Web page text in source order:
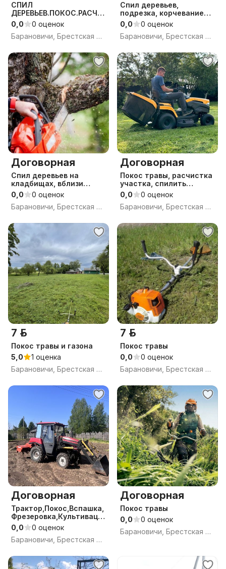
СПИЛ
ДЕРЕВЬЕВ.ПОКОС.РАСЧИ
СТКА
УЧАСТКА.САДОВНИК
0,0
0 оценок
Барановичи, Брестская обл.
Спил деревьев,
подрезка, корчевание
пней
0,0
0 оценок
Барановичи, Брестская обл.
Договорная
Спил деревьев на
кладбищах, вблизи
строений
0,0
0 оценок
Барановичи, Брестская обл.
Договорная
Покос травы, расчистка
участка, спилить
дерево
0,0
0 оценок
Барановичи, Брестская обл.
7 р.
Покос травы и газона
5,0
1 оценка
Барановичи, Брестская обл.
7 р.
Покос травы
0,0
0 оценок
Барановичи, Брестская обл.
Договорная
Трактор,Покос,Вспашка,
Фрезеровка,Культиваци
я,Расчи
0,0
0 оценок
Барановичи, Брестская обл.
Договорная
Покос травы
0,0
0 оценок
Барановичи, Брестская обл.